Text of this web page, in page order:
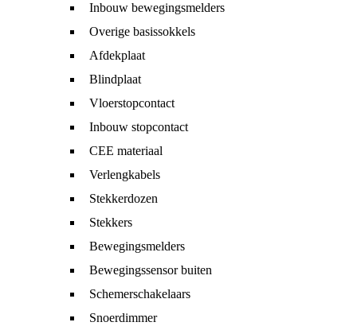
Inbouw bewegingsmelders
Overige basissokkels
Afdekplaat
Blindplaat
Vloerstopcontact
Inbouw stopcontact
CEE materiaal
Verlengkabels
Stekkerdozen
Stekkers
Bewegingsmelders
Bewegingssensor buiten
Schemerschakelaars
Snoerdimmer